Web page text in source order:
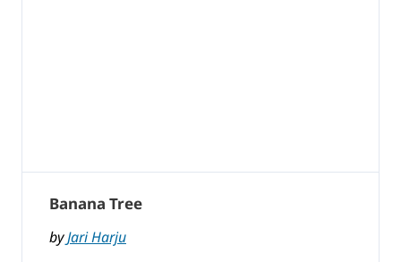
Banana Tree
byJari Harju